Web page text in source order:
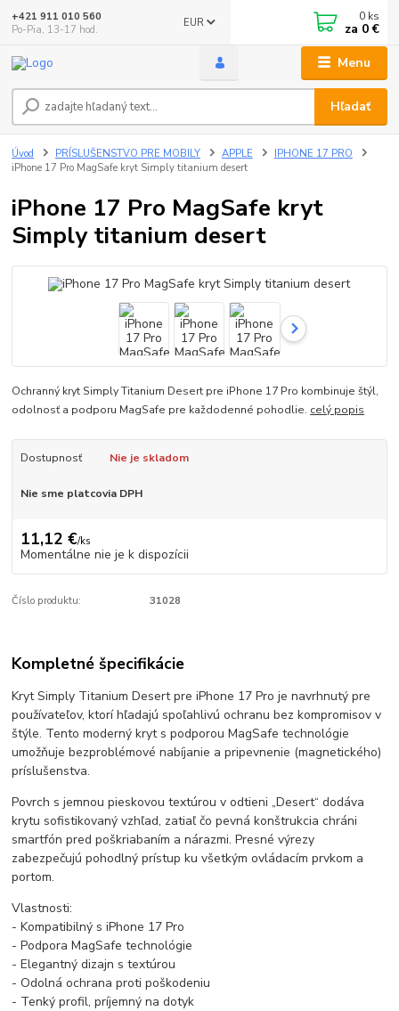
Menu
EUR
Hľadať
+421 911 010 560
Po-Pia, 13-17 hod.
0 ks
za 0 €
Úvod PRÍSLUŠENSTVO PRE MOBILY APPLE
IPHONE 17 PRO
iPhone 17 Pro MagSafe kryt Simply titanium desert
iPhone 17 Pro MagSafe kryt
Simply titanium desert
Ochranný kryt Simply Titanium Desert pre iPhone 17 Pro kombinuje štýl,
odolnosť a podporu MagSafe pre každodenné pohodlie. celý popis
Dostupnosť Nie je skladom
Nie sme platcovia DPH
11,12 €/ks
Momentálne nie je k dispozícii
Číslo produktu: 31028
Kompletné špecifikácie
Kryt Simply Titanium Desert pre iPhone 17 Pro je navrhnutý pre
používateľov, ktorí hľadajú spoľahlivú ochranu bez kompromisov v
štýle. Tento moderný kryt s podporou MagSafe technológie
umožňuje bezproblémové nabíjanie a pripevnenie (magnetického)
príslušenstva.
Povrch s jemnou pieskovou textúrou v odtieni „Desert“ dodáva
krytu sofistikovaný vzhľad, zatiaľ čo pevná konštrukcia chráni
smartfón pred poškriabaním a nárazmi. Presné výrezy
zabezpečujú pohodlný prístup ku všetkým ovládacím prvkom a
portom.
Vlastnosti:
- Kompatibilný s iPhone 17 Pro
- Podpora MagSafe technológie
- Elegantný dizajn s textúrou
- Odolná ochrana proti poškodeniu
- Tenký profil, príjemný na dotyk